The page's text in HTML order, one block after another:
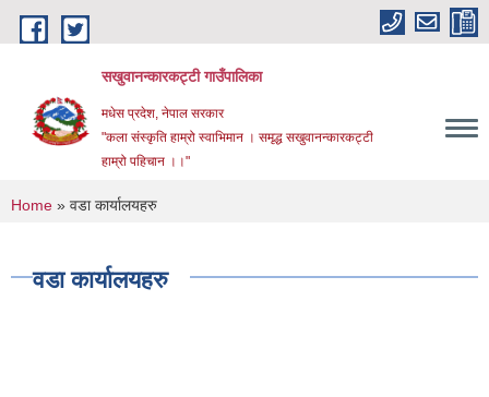
Skip to main content
सखुवानन्कारकट्टी गाउँपालिका
मधेस प्रदेश, नेपाल सरकार
"कला संस्कृति हाम्रो स्वाभिमान । समृद्ध सखुवानन्कारकट्टी
हाम्रो पहिचान ।।"
You are here
Home » वडा कार्यालयहरु
वडा कार्यालयहरु